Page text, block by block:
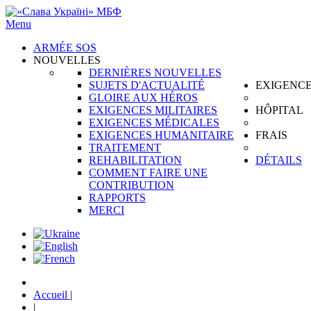
Menu
ARMÉE SOS
NOUVELLES
DERNIÈRES NOUVELLES
SUJETS D'ACTUALITÉ
GLOIRE AUX HÉROS
EXIGENCES MILITAIRES
EXIGENCES MÉDICALES
EXIGENCES HUMANITAIRE
HÔPITAL
TRAITEMENT
REHABILITATION
FRAIS
COMMENT FAIRE UNE
CONTRIBUTION
RAPPORTS
MERCI
DÉTAILS
Accueil |
|